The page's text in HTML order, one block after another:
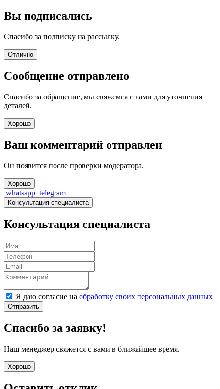
Вы подписались
Спасибо за подписку на рассылку.
Отлично
Сообщение отправлено
Спасибо за обращение, мы свяжемся с вами для уточнения
деталей.
Хорошо
Ваш комментарий отправлен
Он появится после проверки модератора.
Хорошо
whatsapp telegram
Консультация специалиста
Консультация специалиста
Я даю согласие на обработку своих персональных данных
Отправить
Спасибо за заявку!
Наш менеджер свяжется с вами в ближайшее время.
Хорошо